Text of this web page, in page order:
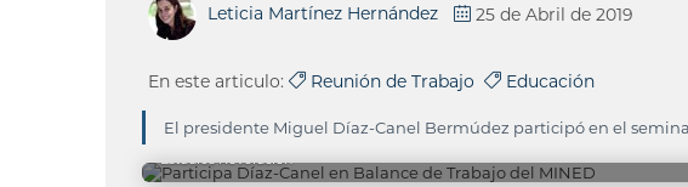
Leticia Martínez Hernández 25 de Abril de 2019
En este articulo: Reunión de Trabajo Educación
El presidente Miguel Díaz-Canel Bermúdez participó en el
Estudios Revolución